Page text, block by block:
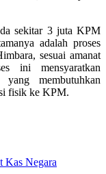
sekitar 3 juta KPM
adalah proses
sesuai amanat
ini mensyaratkan
membutuhkan
fisik ke KPM.
Kas Negara